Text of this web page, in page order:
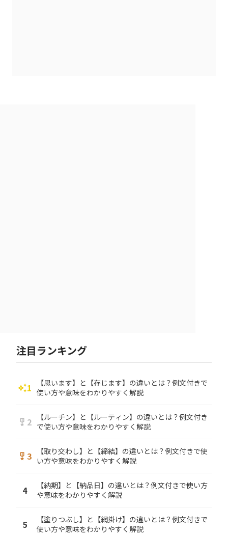
注目ランキング
auto_awesome1
【思います】と【存じます】の違いとは？例文付きで
使い方や意味をわかりやすく解説
military_tech 2
【ルーチン】と【ルーティン】の違いとは？例文付き
で使い方や意味をわかりやすく解説
military_tech 3
【取り交わし】と【締結】の違いとは？例文付きで使
い方や意味をわかりやすく解説
4
【納期】と【納品日】の違いとは？例文付きで使い方
や意味をわかりやすく解説
5
【塗りつぶし】と【網掛け】の違いとは？例文付きで
使い方や意味をわかりやすく解説